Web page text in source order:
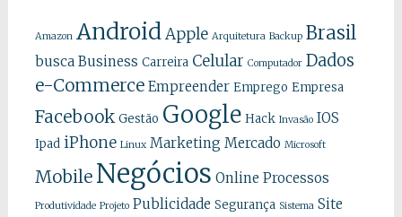
Amazon AndroidApple Arquitetura Backup Brasil
busca Business Carreira Celular Computador Dados
e-Commerce Empreender Emprego Empresa
Facebook Gestão Google Hack Invasão IOS
Ipad iPhone Linux Marketing Mercado Microsoft
Mobile Negócios Online Processos
Produtividade Projeto Publicidade Segurança Sistema Site